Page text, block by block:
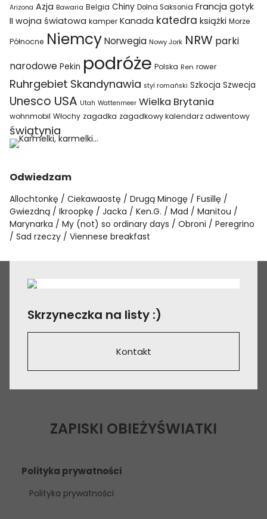
Arizona Azja Bawaria Belgia Chiny Dolna Saksonia Francja gotyk
II wojna światowa kamper Kanada katedra książki Morze
Północne Niemcy Norwegia Nowy Jork NRW parki
narodowe Pekin podróże Polska Ren rower
Ruhrgebiet Skandynawia styl romański Szkocja Szwecja
Unesco USA Utah Wattenmeer Wielka Brytania
wohnmobil Włochy zagadka zagadkowy kalendarz adwentowy
świątynia
Odwiedzam
Allochtonkę Ciekawaostę Drugą Minogę
Fusillę
Gwiezdną
Ikroopkę Jacka Ken.G. Mad
Manitou
Marynarka
My (not) so ordinary days Obroni
Peregrino
Sad rzeczy
Viennese breakfast
Skrzyneczka na listy :)
Kontakt
ZAPISKI OBIEŻYŚWIATKI
Polityka prywatności
Polityka prywatności